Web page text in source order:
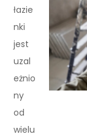
łazie
nki
jest
uzal
eżnio
ny
od
wielu